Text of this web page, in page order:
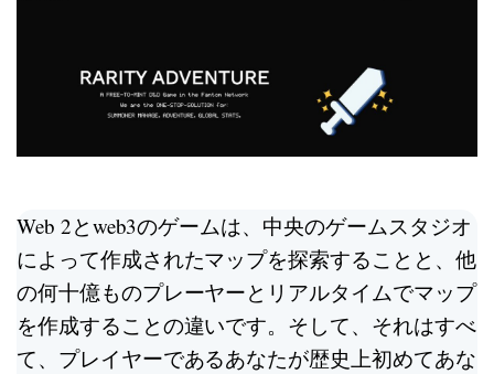
Web 2とweb3のゲームは、中央のゲームスタジオ
によって作成されたマップを探索することと、他
の何十億ものプレーヤーとリアルタイムでマップ
を作成することの違いです。そして、それはすべ
て、プレイヤーであるあなたが歴史上初めてあな